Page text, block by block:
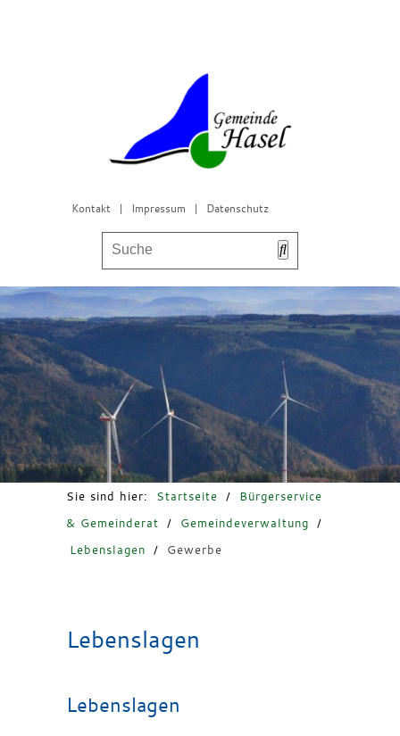
Kontakt | Impressum | Datenschutz
Bürgerservice & Gemeinderat
Leben in Hasel
Freizeit & Tourismus
Sie sind hier: Startseite /
Bürgerservice
& Gemeinderat
/ Gemeindeverwaltung
/
Lebenslagen
/ Gewerbe
Lebenslagen
Lebenslagen